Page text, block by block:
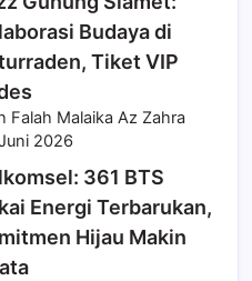
Budaya di
Tiket VIP
Falah Malaika Az Zahra
2026
361 BTS
Energi Terbarukan,
Hijau Makin